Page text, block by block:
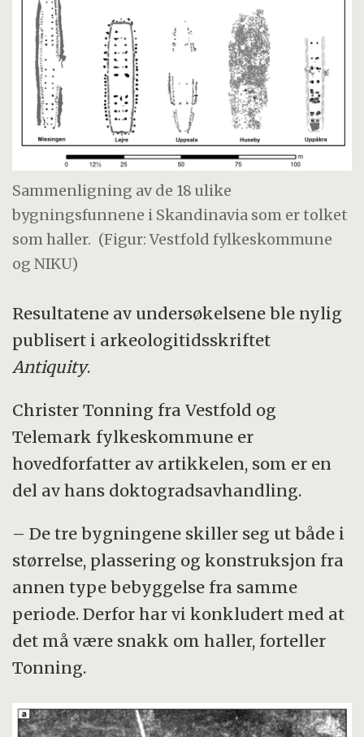
Sammenligning av de 18 ulike
bygningsfunnene i Skandinavia som er tolket
som haller. (Figur: Vestfold fylkeskommune
og NIKU)
Resultatene av undersøkelsene ble nylig
publisert i arkeologitidsskriftet
Antiquity.
Christer Tonning fra Vestfold og
Telemark fylkeskommune er
hovedforfatter av artikkelen, som er en
del av hans doktogradsavhandling.
– De tre bygningene skiller seg ut både i
størrelse, plassering og konstruksjon fra
annen type bebyggelse fra samme
periode. Derfor har vi konkludert med at
det må være snakk om haller, forteller
Tonning.